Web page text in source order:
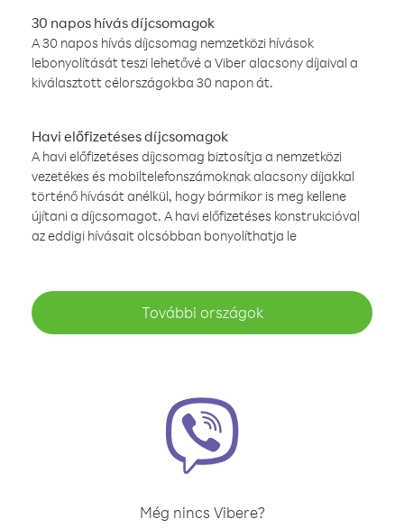
30 napos hívás díjcsomagok
A 30 napos hívás díjcsomag nemzetközi hívások
lebonyolítását teszi lehetővé a Viber alacsony díjaival a
kiválasztott célországokba 30 napon át.
Havi előfizetéses díjcsomagok
A havi előfizetéses díjcsomag biztosítja a nemzetközi
vezetékes és mobiltelefonszámoknak alacsony díjakkal
történő hívását anélkül, hogy bármikor is meg kellene
újítani a díjcsomagot. A havi előfizetéses konstrukcióval
az eddigi hívásait olcsóbban bonyolíthatja le
További országok
Még nincs Vibere?